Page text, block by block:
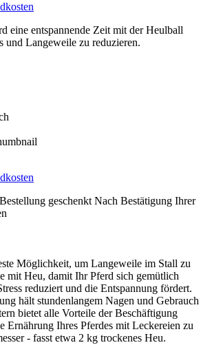
eine entspannende Zeit mit der Heulball
und Langeweile zu reduzieren.
geschenkt Nach Bestätigung Ihrer
Möglichkeit, um Langeweile im Stall zu
mit Heu, damit Ihr Pferd sich gemütlich
reduziert und die Entspannung fördert.
hält stundenlangem Nagen und Gebrauch
bietet alle Vorteile der Beschäftigung
Ernährung Ihres Pferdes mit Leckereien zu
- fasst etwa 2 kg trockenes Heu.